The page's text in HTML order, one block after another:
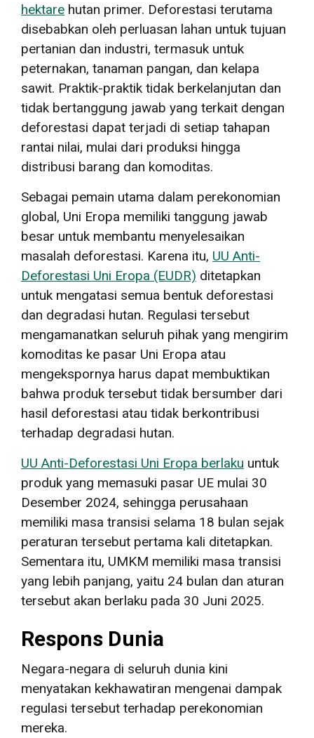
hektare hutan primer. Deforestasi terutama
disebabkan oleh perluasan lahan untuk tujuan
pertanian dan industri, termasuk untuk
peternakan, tanaman pangan, dan kelapa
sawit. Praktik-praktik tidak berkelanjutan dan
tidak bertanggung jawab yang terkait dengan
deforestasi dapat terjadi di setiap tahapan
rantai nilai, mulai dari produksi hingga
distribusi barang dan komoditas.
Sebagai pemain utama dalam perekonomian
global, Uni Eropa memiliki tanggung jawab
besar untuk membantu menyelesaikan
masalah deforestasi. Karena itu, UU Anti-
Deforestasi Uni Eropa (EUDR) ditetapkan
untuk mengatasi semua bentuk deforestasi
dan degradasi hutan. Regulasi tersebut
mengamanatkan seluruh pihak yang mengirim
komoditas ke pasar Uni Eropa atau
mengekspornya harus dapat membuktikan
bahwa produk tersebut tidak bersumber dari
hasil deforestasi atau tidak berkontribusi
terhadap degradasi hutan.
UU Anti-Deforestasi Uni Eropa berlaku untuk
produk yang memasuki pasar UE mulai 30
Desember 2024, sehingga perusahaan
memiliki masa transisi selama 18 bulan sejak
peraturan tersebut pertama kali ditetapkan.
Sementara itu, UMKM memiliki masa transisi
yang lebih panjang, yaitu 24 bulan dan aturan
tersebut akan berlaku pada 30 Juni 2025.
Respons Dunia
Negara-negara di seluruh dunia kini
menyatakan kekhawatiran mengenai dampak
regulasi tersebut terhadap perekonomian
mereka.